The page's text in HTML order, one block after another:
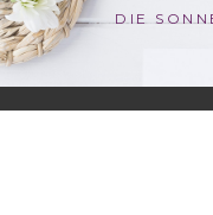
DIE